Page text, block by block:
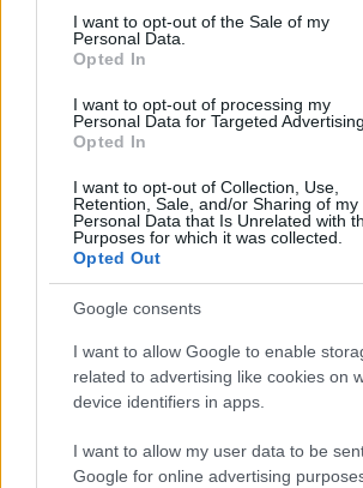
consent section.
I want to opt-out of the Sale of my
Personal Data.
Opted In
I want to opt-out of processing my
Personal Data for Targeted Advertising.
Opted In
I want to opt-out of Collection, Use,
Retention, Sale, and/or Sharing of my
Personal Data that Is Unrelated with
Purposes for which it was collected.
Opted Out
Google consents
I want to allow Google to enable
related to advertising like cookies on
device identifiers in apps.
I want to allow my user data to be
Google for online advertising
irányból nyomás nehezedik. A
elvárások folyamatosan
erősebb a verseny, miközben
technológiák, mint a
intelligencia (MI), sokszor
kényszerítik a cégeket. A friss
szerint a vállalatvezetők
egyszerre több mint három
stratégiai kihívással küzdenek.
A 2010-es évekre a The Walt